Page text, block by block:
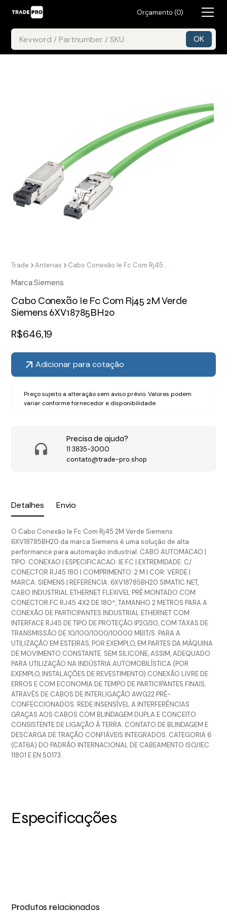
Orçamento (0)
Detalhes Envio
O Cabo Conexão Ie Fc Com Rj45 2M Verde Siemens
6XV18785BH20 da marca Siemens é uma solução de alta
performance para automação industrial. CABO AUTOMACAO |
TIPO: CONEXAO | ESPECIFICACAO: IE FC | EXTREMIDADE: C/
CONECTOR RJ45 180 | COMPRIMENTO: 2 M | COR: VERDE |
MARCA: SIEMENS | REFERENCIA: 6XV18785BH20 SIMATIC NET,
CABO INDUSTRIAL ETHERNET FLEXIVEL PRÉ MONTADO COM
CONECTOR FC RJ45 4X2 DE 180º, TAMANHO 2 METROS PARA A
CONEXÃO DE PARTICIPANTES INDUSTRIAL ETHERNET COM
INTERFACE RJ45 DE TIPO DE PROTEÇÃO IP20/30, COM TAXAS DE
TRANSMISSÃO DE 10/100/1000/10000 MBIT/S. PARA A
UTILIZAÇÃO EM ESTEIRAS, POR EXEMPLO, EM PARTES DA MÁQUINA
DE MOVIMENTO CONSTANTE. SEM SILICONE, ASSIM, ADEQUADO
PARA UTILIZAÇÃO NA INDÚSTRIA AUTOMOBILÍSTICA (POR
EXEMPLO, INSTALAÇÕES DE REVESTIMENTO).CONEXÃO LIVRE DE
ERROS E COM ECONOMIA DE TEMPO DE PARTICIPANTES FINAIS,
ATRAVÉS DE CABOS DE INTERLIGAÇÃO AWG22 PRÉ-
CONFECCIONADOS. REDE INSENSÍVEL A INTERFERÊNCIAS
GRAÇAS AOS CABOS COM BLINDAGEM DUPLA E CONCEITO
CONSISTENTE DE LIGAÇÃO À TERRA. CONTATO DE BLINDAGEM E
DESCARGA DE TRAÇÃO CONFIÁVEIS INTEGRADOS. CATEGORIA 6
(CAT6A) DO PADRÃO INTERNACIONAL DE CABEAMENTO ISO/IEC
11801 E EN 50173..
Trade Antenas Cabo Conexão Ie Fc Com Rj45 2M Verde Siemens 6XV18785BH20
Marca:Siemens
Cabo Conexão Ie Fc Com Rj45 2M Verde
Siemens 6XV18785BH20
R$646,19
Adicionar para cotação
Preço sujeito a alteração sem aviso prévio. Valores podem
variar conforme fornecedor e disponibilidade.
Precisa de ajuda?
11 3835-3000
contato@trade-pro.shop
Especificações
Produtos relacionados